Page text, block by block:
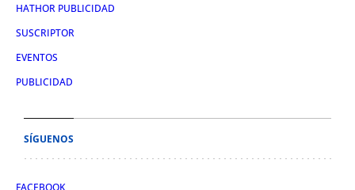
HATHOR PUBLICIDAD
SUSCRIPTOR
EVENTOS
PUBLICIDAD
SÍGUENOS
FACEBOOK